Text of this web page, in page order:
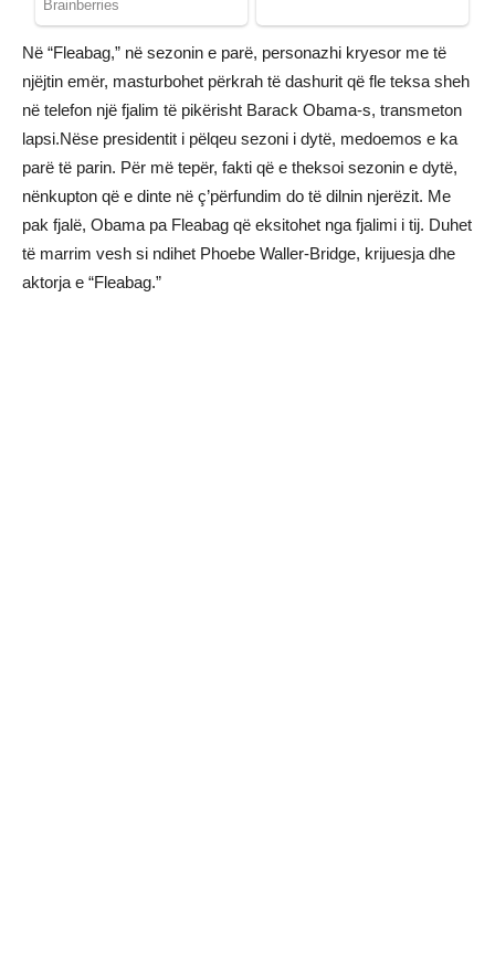
Në “Fleabag,” në sezonin e parë, personazhi kryesor me të
njëjtin emër, masturbohet përkrah të dashurit që fle teksa sheh
në telefon një fjalim të pikërisht Barack Obama-s, transmeton
lapsi.Nëse presidentit i pëlqeu sezoni i dytë, medoemos e ka
parë të parin. Për më tepër, fakti që e theksoi sezonin e dytë,
nënkupton që e dinte në ç’përfundim do të dilnin njerëzit. Me
pak fjalë, Obama pa Fleabag që eksitohet nga fjalimi i tij. Duhet
të marrim vesh si ndihet Phoebe Waller-Bridge, krijuesja dhe
aktorja e “Fleabag.”